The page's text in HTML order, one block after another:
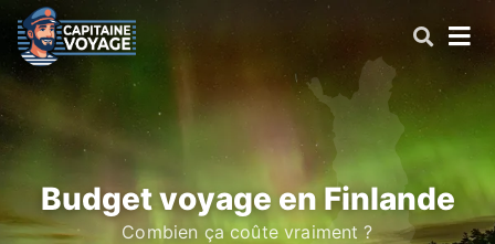
Budget voyage en Finlande
Combien ça coûte vraiment ?